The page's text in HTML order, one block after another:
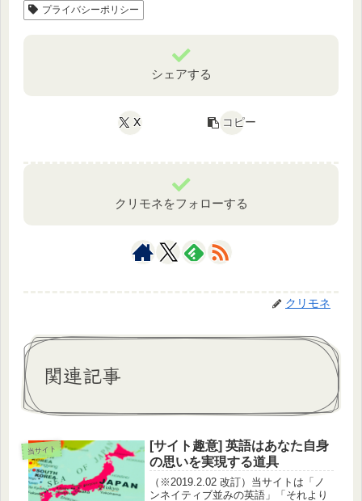
プライバシーポリシー
シェアする
X コピー
クリモネをフォローする
クリモネ
関連記事
当サイト
[サイト趣意] 英語はあなた自身
の思いを実現する道具
（※2019.2.02 改訂）当サイトは「ノ
ンネイティブ並みの英語」「それより